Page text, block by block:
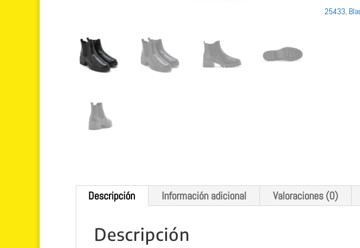
25433,
Descripción Información adicional Valoraciones (0)
Descripción